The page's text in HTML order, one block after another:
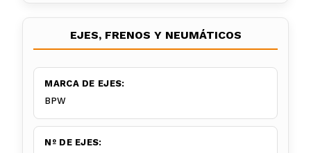
EJES, FRENOS Y NEUMÁTICOS
MARCA DE EJES:
BPW
Nº DE EJES: